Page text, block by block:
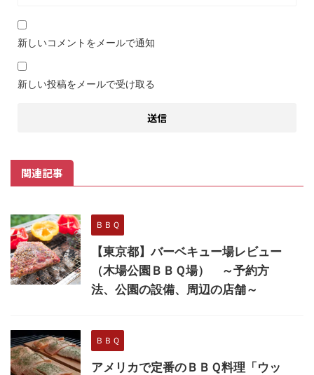
新しいコメントをメールで通知
新しい投稿をメールで受け取る
関連記事
ＢＢＱ
【東京都】バーベキュー場レビュー
（木場公園ＢＢＱ場） ～予約方
法、公園の設備、周辺の店舗～
ＢＢＱ
アメリカで定番のＢＢＱ料理「ウッ